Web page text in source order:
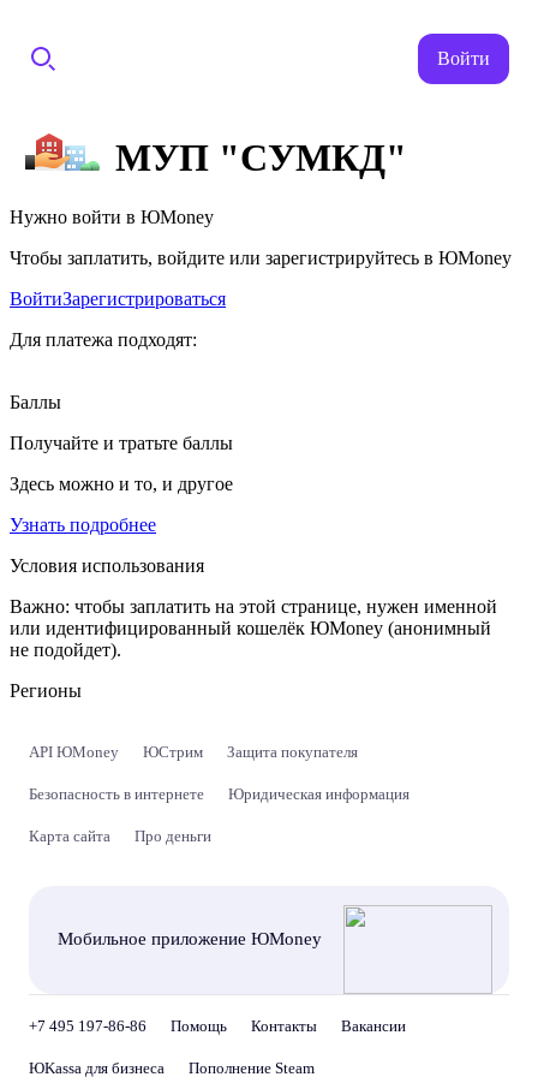
Войти
МУП "СУМКД"
Нужно войти в ЮMoney
Чтобы заплатить, войдите или зарегистрируйтесь в ЮMoney
ВойтиЗарегистрироваться
Для платежа подходят:
Баллы
Получайте и тратьте баллы
Здесь можно и то, и другое
Узнать подробнее
Условия использования
Важно: чтобы заплатить на этой странице, нужен именной
или идентифицированный кошелёк ЮMoney (анонимный
не подойдет).
Регионы
API ЮMoney ЮСтрим Защита покупателя
Безопасность в интернете Юридическая информация
Карта сайта Про деньги
Мобильное приложение ЮMoney
+7 495 197-86-86 Помощь Контакты Вакансии
ЮKassa для бизнеса Пополнение Steam